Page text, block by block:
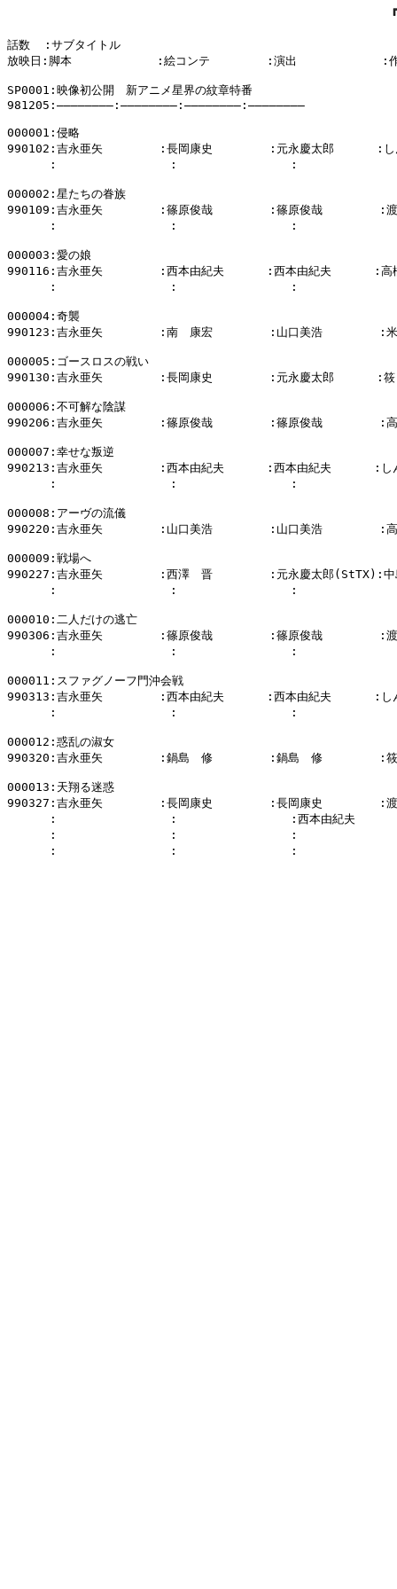
話数  :サブタイトル
放映日:脚本            :絵コンテ        :演出            :作
SP0001:映像初公開　新アニメ星界の紋章特番
981205:――――――――:――――――――:――――――――:――――――――
000001:侵略
990102:吉永亜矢        :長岡康史        :元永慶太郎      :しん
:                :                :
000002:星たちの眷族
990109:吉永亜矢        :篠原俊哉        :篠原俊哉        :渡部
:                :                :
000003:愛の娘
990116:吉永亜矢        :西本由紀夫      :西本由紀夫      :高
:                :                :
000004:奇襲
990123:吉永亜矢        :南　康宏        :山口美浩        :米
000005:ゴースロスの戦い
990130:吉永亜矢        :長岡康史        :元永慶太郎      :筱
000006:不可解な陰謀
990206:吉永亜矢        :篠原俊哉        :篠原俊哉        :高
000007:幸せな叛逆
990213:吉永亜矢        :西本由紀夫      :西本由紀夫      :しん
:                :                :
000008:アーヴの流儀
990220:吉永亜矢        :山口美浩        :山口美浩        :高
000009:戦場へ
990227:吉永亜矢        :西澤　晋        :元永慶太郎(StTX):中
:                :                :
000010:二人だけの逃亡
990306:吉永亜矢        :篠原俊哉        :篠原俊哉        :渡
:                :                :
000011:スファグノーフ門沖会戦
990313:吉永亜矢        :西本由紀夫      :西本由紀夫      :しん
:                :                :
000012:惑乱の淑女
990320:吉永亜矢        :鍋島　修        :鍋島　修        :筱
000013:天翔る迷惑
990327:吉永亜矢        :長岡康史        :長岡康史        :渡
:                :                :西本由紀夫
:                :                :